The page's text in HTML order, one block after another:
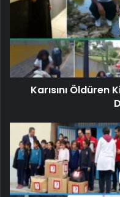
Karısını Öldüren